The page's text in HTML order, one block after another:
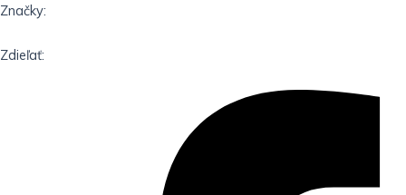
Značky:
Zdieľať: